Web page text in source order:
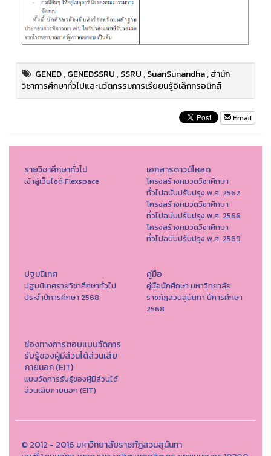
GENED,GENEDSSRU,SSRU,SuanSunandha,สำนัก
วิชาการศึกษาทั่วไปและนวัตกรรมการเรียยนรู้อิเล็กทรอนิกส์
Email
รายวิชาศึกษาทั่วไป
เข้าสู่เว็บไซต์ Flexspace
เอกสารดาวน์โหลด
โครงสร้างหมวดวิชาศึกษา
ทั่วไปฉบับปรับปรุง พ.ศ. 2562
โครงสร้างหมวดวิชาศึกษา
ทั่วไปฉบับปรับปรุง พ.ศ. 2566
โครงสร้างหมวดวิชาศึกษา
ทั่วไปฉบับปรับปรุง พ.ศ. 2569
ปฐมนิเทศ
ปฐมนิเทศรายวิชาศึกษาทั่วไป
ประจำปีการศึกษา 2568
คู่มือ
คู่มือนักศึกษา มหาวิทยาลัย
ราชภัฏสวนสุนันทา ปีการศึกษา
2568
ช่องทางการตอบแบบวัดการ
รับรู้ของผู้มีส่วนได้ส่วนเสีย
ภายนอก (EIT)
แบบวัดการรับรู้ของผู้มีส่วนได้
ส่วนเสียภายนอก (EIT)
© 2012 - 2016 มหาวิทยาลัยราชภัฏสวนสุนันทา